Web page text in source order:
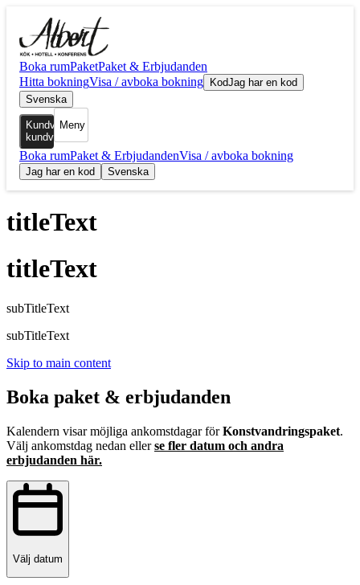
Boka rumPaketPaket & Erbjudanden
Hitta bokningVisa / avboka bokning KodJag har en kod
Svenska
KundvagnMin
kundvagn
Meny
Boka rumPaket & ErbjudandenVisa / avboka bokning
Jag har en kod Svenska
titleText
titleText
subTitleText
subTitleText
Skip to main content
Boka paket & erbjudanden
Kalendern visar möjliga ankomstdagar förKonstvandringspaket.
Välj ankomstdag nedan ellerse fler datum och andra
erbjudanden här.
Välj datum